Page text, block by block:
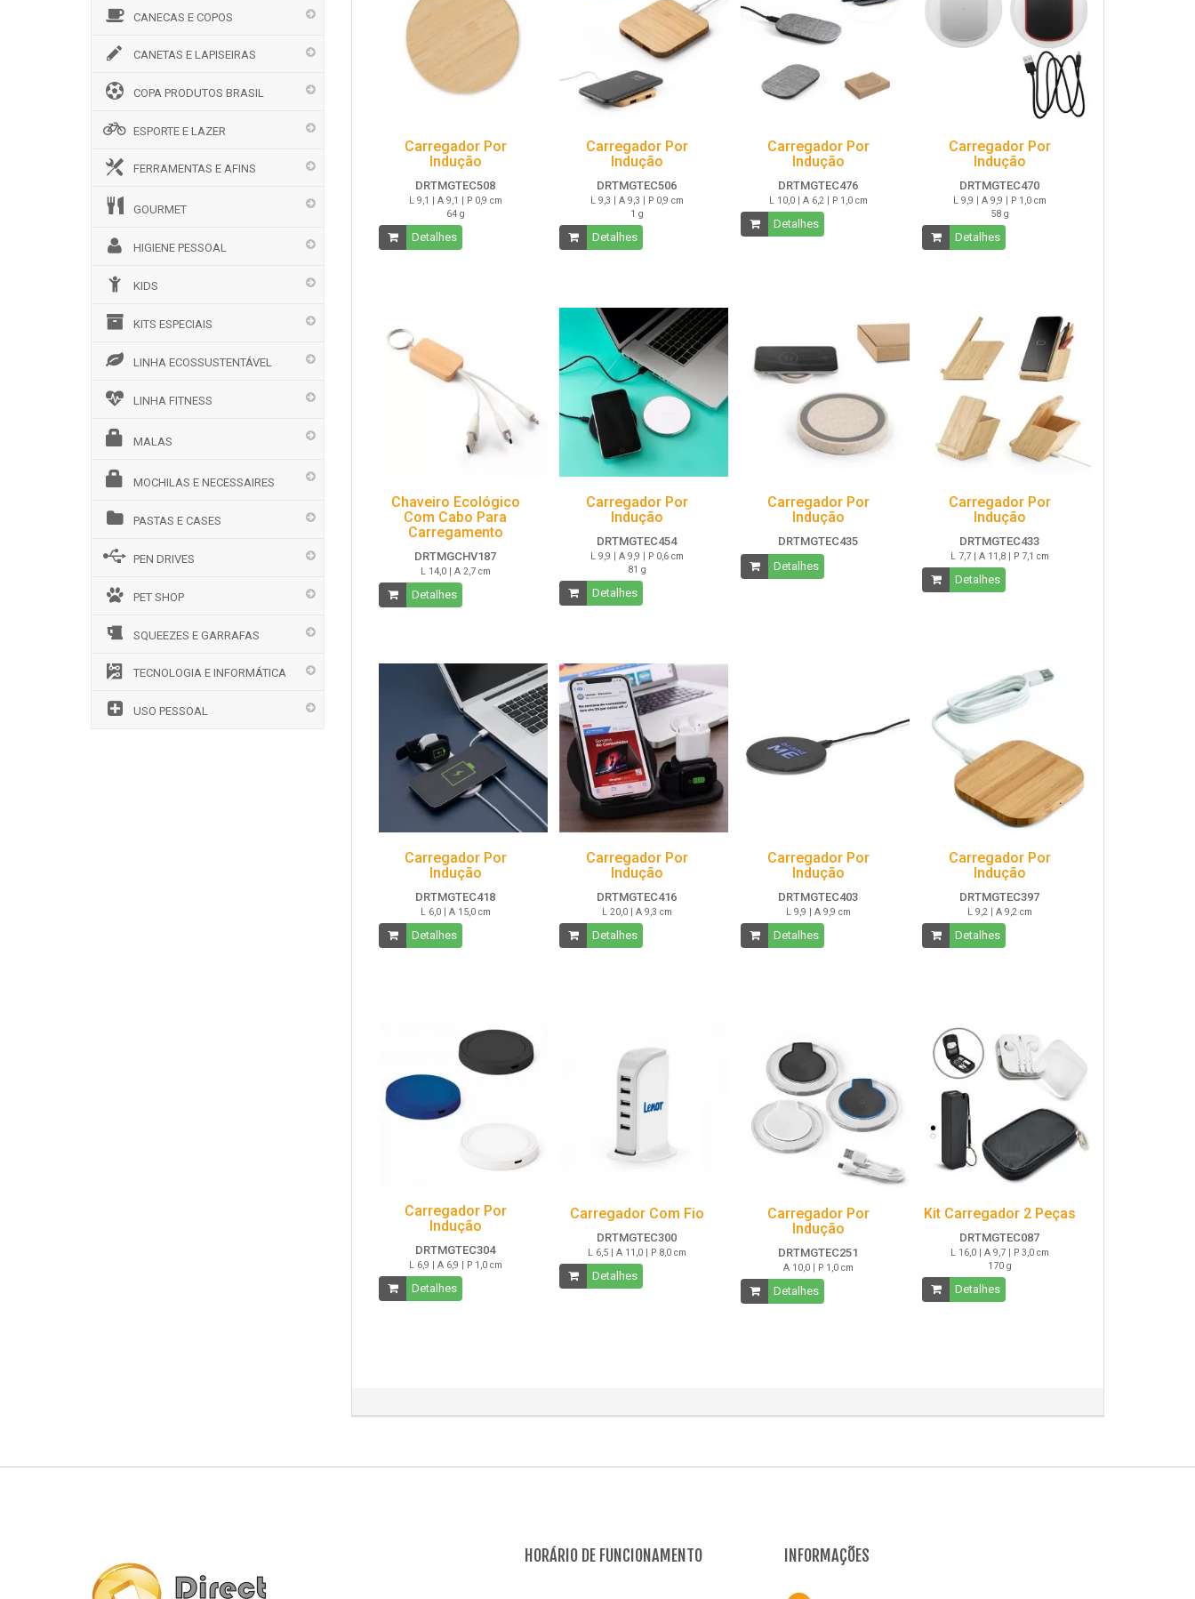
CANECAS E COPOS
CANETAS E LAPISEIRAS
COPA PRODUTOS BRASIL
ESPORTE E LAZER
FERRAMENTAS E AFINS
GOURMET
HIGIENE PESSOAL
KIDS
KITS ESPECIAIS
LINHA ECOSSUSTENTÁVEL
LINHA FITNESS
MALAS
MOCHILAS E NECESSAIRES
PASTAS E CASES
PEN DRIVES
PET SHOP
SQUEEZES E GARRAFAS
TECNOLOGIA E INFORMÁTICA
USO PESSOAL
Carregador Por
Indução
DRTMGTEC508
L 9,1 | A 9,1 | P 0,9 cm
64 g
Detalhes
Carregador Por
Indução
DRTMGTEC506
L 9,3 | A 9,3 | P 0,9 cm
1 g
Detalhes
Carregador Por
Indução
DRTMGTEC476
L 10,0 | A 6,2 | P 1,0 cm
Detalhes
Carregador Por
Indução
DRTMGTEC470
L 9,9 | A 9,9 | P 1,0 cm
58 g
Detalhes
Chaveiro Ecológico
Com Cabo Para
Carregamento
DRTMGCHV187
L 14,0 | A 2,7 cm
Detalhes
Carregador Por
Indução
DRTMGTEC454
L 9,9 | A 9,9 | P 0,6 cm
81 g
Detalhes
Carregador Por
Indução
DRTMGTEC435
Detalhes
Carregador Por
Indução
DRTMGTEC433
L 7,7 | A 11,8 | P 7,1 cm
Detalhes
Carregador Por
Indução
DRTMGTEC418
L 6,0 | A 15,0 cm
Detalhes
Carregador Por
Indução
DRTMGTEC416
L 20,0 | A 9,3 cm
Detalhes
Carregador Por
Indução
DRTMGTEC403
L 9,9 | A 9,9 cm
Detalhes
Carregador Por
Indução
DRTMGTEC397
L 9,2 | A 9,2 cm
Detalhes
Carregador Por
Indução
DRTMGTEC304
L 6,9 | A 6,9 | P 1,0 cm
Detalhes
Carregador Com Fio
DRTMGTEC300
L 6,5 | A 11,0 | P 8,0 cm
Detalhes
Carregador Por
Indução
DRTMGTEC251
A 10,0 | P 1,0 cm
Detalhes
Kit Carregador 2 Peças
DRTMGTEC087
L 16,0 | A 9,7 | P 3,0 cm
170 g
Detalhes
HORÁRIO DE FUNCIONAMENTO INFORMAÇÕES